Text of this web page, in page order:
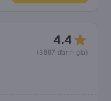
4.4 star_rate
(3597 đánh giá)